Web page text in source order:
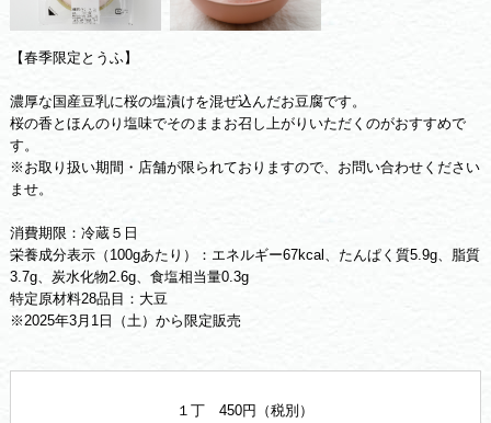
【春季限定とうふ】
濃厚な国産豆乳に桜の塩漬けを混ぜ込んだお豆腐です。
桜の香とほんのり塩味でそのままお召し上がりいただくのがおすすめで
す。
※お取り扱い期間・店舗が限られておりますので、お問い合わせください
ませ。
消費期限：冷蔵５日
栄養成分表示（100gあたり）：エネルギー67kcal、たんぱく質5.9g、脂質
3.7g、炭水化物2.6g、食塩相当量0.3g
特定原材料28品目：大豆
※2025年3月1日（土）から限定販売
１丁 450円（税別）